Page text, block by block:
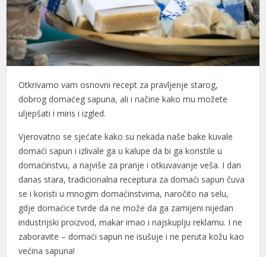
Otkrivamo vam osnovni recept za pravljenje starog,
dobrog domaćeg sapuna, ali i načine kako mu možete
uljepšati i miris i izgled.
Vjerovatno se sjećate kako su nekada naše bake kuvale
domaći sapun i izlivale ga u kalupe da bi ga koristile u
domaćinstvu, a najviše za pranje i otkuvavanje veša. I dan
danas stara, tradicionalna receptura za domaći sapun čuva
se i koristi u mnogim domaćinstvima, naročito na selu,
gdje domaćice tvrde da ne može da ga zamijeni nijedan
industrijski proizvod, makar imao i najskuplju reklamu. I ne
zaboravite – domaći sapun ne isušuje i ne peruta kožu kao
većina sapuna!